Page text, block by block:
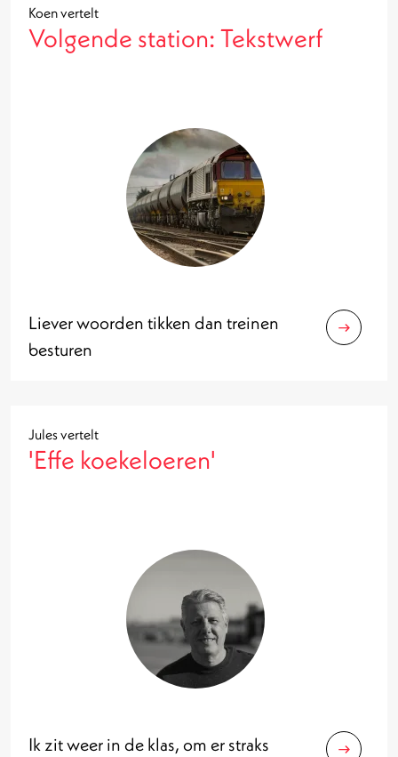
Koen vertelt
Volgende station: Tekstwerf
Liever woorden tikken dan treinen
besturen
Jules vertelt
'Effe koekeloeren'
Ik zit weer in de klas, om er straks